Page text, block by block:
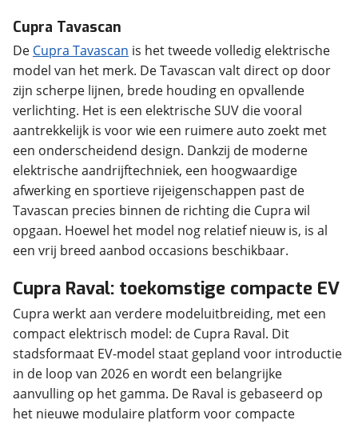
Cupra Tavascan
De Cupra Tavascan is het tweede volledig elektrische
model van het merk. De Tavascan valt direct op door
zijn scherpe lijnen, brede houding en opvallende
verlichting. Het is een elektrische SUV die vooral
aantrekkelijk is voor wie een ruimere auto zoekt met
een onderscheidend design. Dankzij de moderne
elektrische aandrijftechniek, een hoogwaardige
afwerking en sportieve rijeigenschappen past de
Tavascan precies binnen de richting die Cupra wil
opgaan. Hoewel het model nog relatief nieuw is, is al
een vrij breed aanbod occasions beschikbaar.
Cupra Raval: toekomstige compacte EV
Cupra werkt aan verdere modeluitbreiding, met een
compact elektrisch model: de Cupra Raval. Dit
stadsformaat EV-model staat gepland voor introductie
in de loop van 2026 en wordt een belangrijke
aanvulling op het gamma. De Raval is gebaseerd op
het nieuwe modulaire platform voor compacte